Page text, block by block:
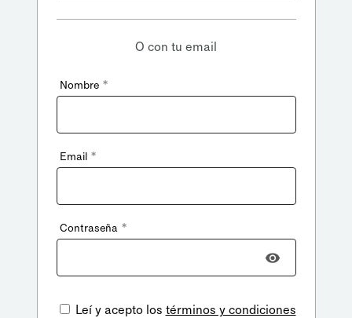
O con tu email
Nombre *
Email *
Contraseña *
Leí y acepto los términos y condiciones